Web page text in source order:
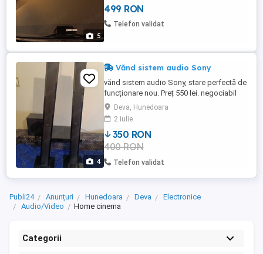
5
499 RON
Telefon validat
4
Vănd sistem audio Sony
vănd sistem audio Sony, stare perfectă de
funcționare nou. Preț 550 lei. negociabil
tel. Deva, Hunedoara
2 iulie
350 RON
400 RON
Telefon validat
Publi24 Anunțuri Hunedoara Deva
Electronice
Audio/Video
Home cinema
Categorii